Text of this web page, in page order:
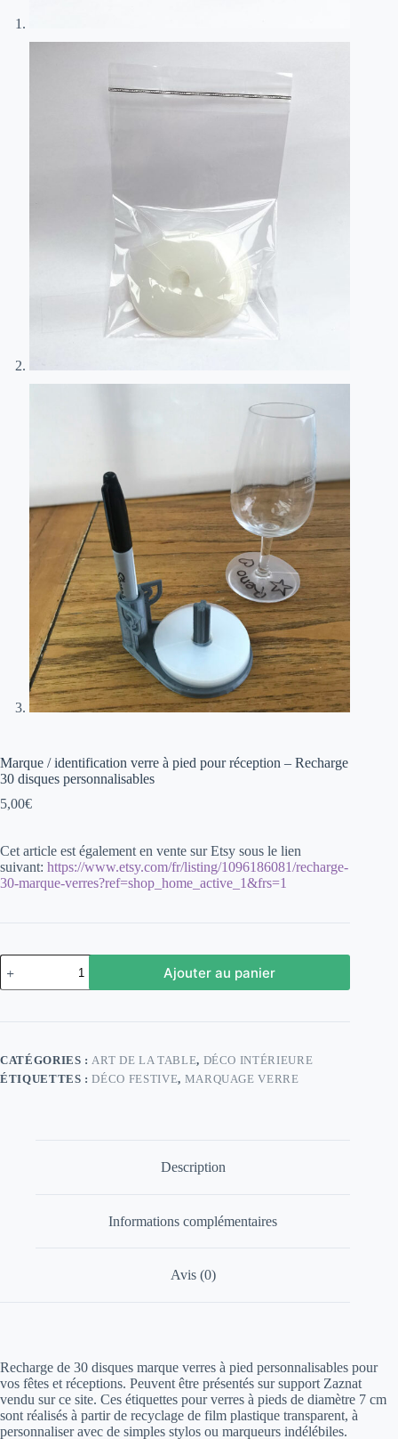
Marque / identification verre à pied pour réception – Recharge
30 disques personnalisables
5,00€
Cet article est également en vente sur Etsy sous le lien
suivant: https://www.etsy.com/fr/listing/1096186081/recharge-
30-marque-verres?ref=shop_home_active_1&frs=1
quantité
de
Marque
pied
pour
Ajouter au panier
CATÉGORIES :ART DE LA TABLE, DÉCO INTÉRIEURE
ÉTIQUETTES :DÉCO FESTIVE, MARQUAGE VERRE
Description
Informations complémentaires
Avis (0)
Recharge de 30 disques marque verres à pied personnalisables pour
vos fêtes et réceptions. Peuvent être présentés sur support Zaznat
vendu sur ce site. Ces étiquettes pour verres à pieds de diamètre 7 cm
sont réalisés à partir de recyclage de film plastique transparent, à
personnaliser avec de simples stylos ou marqueurs indélébiles.